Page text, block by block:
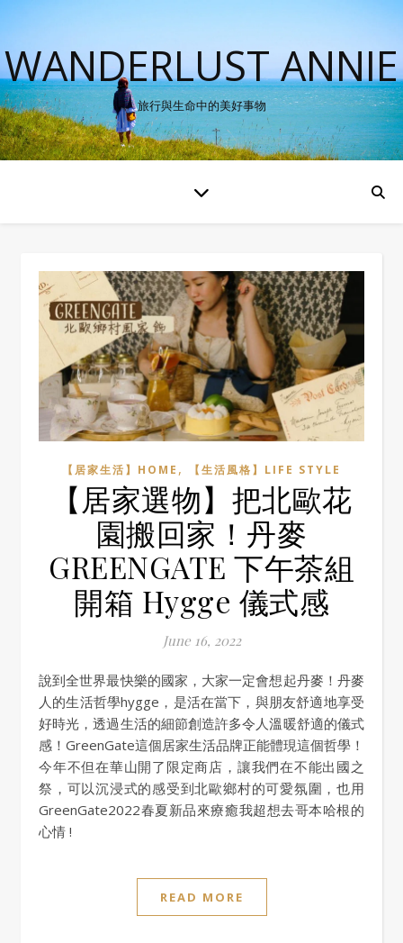
WANDERLUST ANNIE
旅行與生命中的美好事物
【居家生活】HOME , 【生活風格】LIFE STYLE
【居家選物】把北歐花
園搬回家！丹麥
GREENGATE 下午茶組
開箱 Hygge 儀式感
June 16, 2022
說到全世界最快樂的國家，大家一定會想起丹麥！丹麥
人的生活哲學hygge，是活在當下，與朋友舒適地享受
好時光，透過生活的細節創造許多令人溫暖舒適的儀式
感！GreenGate這個居家生活品牌正能體現這個哲學！
今年不但在華山開了限定商店，讓我們在不能出國之
祭，可以沉浸式的感受到北歐鄉村的可愛氛圍，也用
GreenGate2022春夏新品來療癒我超想去哥本哈根的
心情 !
READ MORE